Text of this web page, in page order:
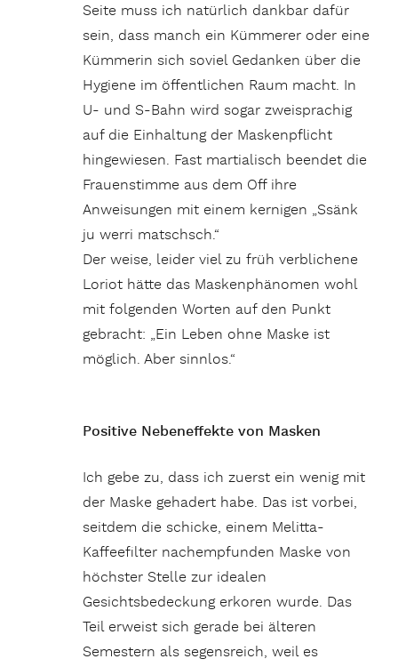
Seite muss ich natürlich dankbar dafür
sein, dass manch ein Kümmerer oder eine
Kümmerin sich soviel Gedanken über die
Hygiene im öffentlichen Raum macht. In
U- und S-Bahn wird sogar zweisprachig
auf die Einhaltung der Maskenpflicht
hingewiesen. Fast martialisch beendet die
Frauenstimme aus dem Off ihre
Anweisungen mit einem kernigen „Ssänk
ju werri matschsch.“
Der weise, leider viel zu früh verblichene
Loriot hätte das Maskenphänomen wohl
mit folgenden Worten auf den Punkt
gebracht: „Ein Leben ohne Maske ist
möglich. Aber sinnlos.“
Positive Nebeneffekte von Masken
Ich gebe zu, dass ich zuerst ein wenig mit
der Maske gehadert habe. Das ist vorbei,
seitdem die schicke, einem Melitta-
Kaffeefilter nachempfunden Maske von
höchster Stelle zur idealen
Gesichtsbedeckung erkoren wurde. Das
Teil erweist sich gerade bei älteren
Semestern als segensreich, weil es